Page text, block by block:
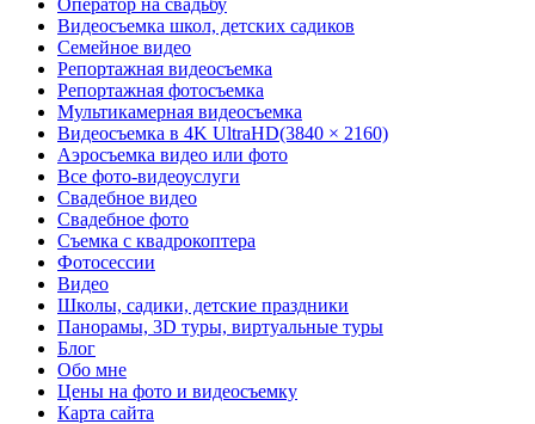
Видеосъемка школ, детских садиков
Семейное видео
Репортажная видеосъемка
Репортажная фотосъемка
Мультикамерная видеосъемка
Видеосъемка в 4K UltraHD(3840 × 2160)
Аэросъемка видео или фото
Все фото-видеоуслуги
Свадебное видео
Свадебное фото
Съемка с квадрокоптера
Фотосессии
Видео
Школы, садики, детские праздники
Панорамы, 3D туры, виртуальные туры
Блог
Обо мне
Цены на фото и видеосъемку
Карта сайта